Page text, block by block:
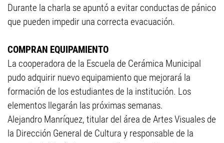
Durante la charla se apuntó a evitar conductas de pánico
que pueden impedir una correcta evacuación.
COMPRAN EQUIPAMIENTO
La cooperadora de la Escuela de Cerámica Municipal
pudo adquirir nuevo equipamiento que mejorará la
formación de los estudiantes de la institución. Los
elementos llegarán las próximas semanas.
Alejandro Manríquez, titular del área de Artes Visuales de
la Dirección General de Cultura y responsable de la